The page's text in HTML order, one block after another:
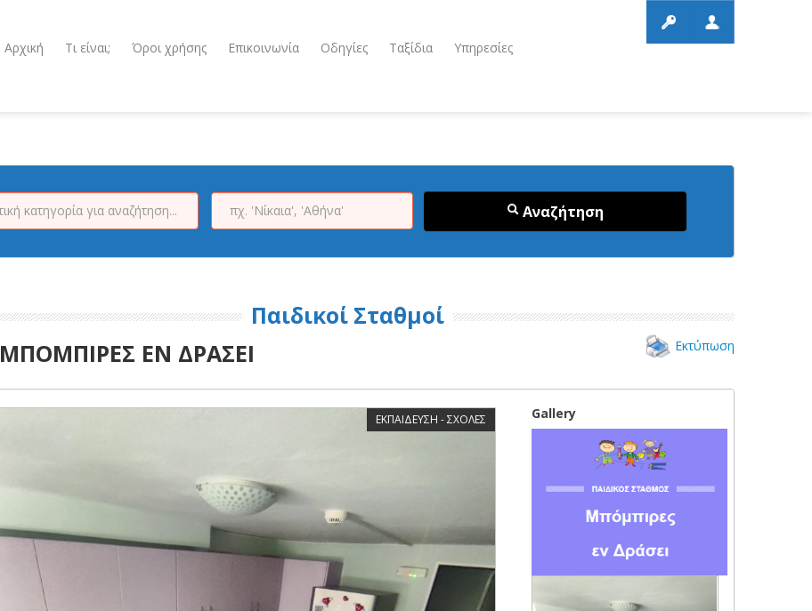
Αρχική Τι είναι; Όροι χρήσης Επικοινωνία Οδηγίες Ταξίδια Υπηρεσίες
Αναζήτηση
Παιδικοί Σταθμοί
ΜΠΟΜΠΙΡΕΣ ΕΝ ΔΡΑΣΕΙ Εκτύπωση
ΕΚΠΑΙΔΕΥΣΗ - ΣΧΟΛΕΣ Gallery